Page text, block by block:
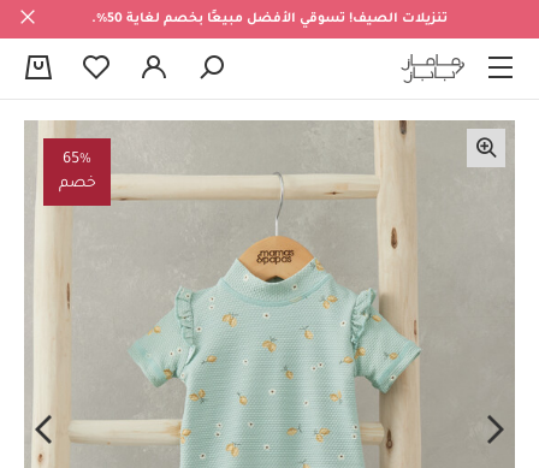
تنزيلات الصيف! تسوقي الأفضل مبيعًا بخصم لغاية 50%.
65%
خصم